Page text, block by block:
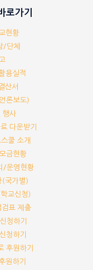
로가기
현황
/단체
용실적
산서
론보도)
행사
다운받기
쿨 소개
금현황
/운영현황
(국가별)
교신청)
표 제출
청하기
청하기
후원하기
원하기